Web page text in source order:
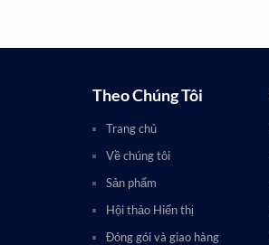
Theo Chúng Tôi
Trang chủ
Về chúng tôi
Sản phẩm
Hội thảo Hiển thị
Đóng gói và giao hàng